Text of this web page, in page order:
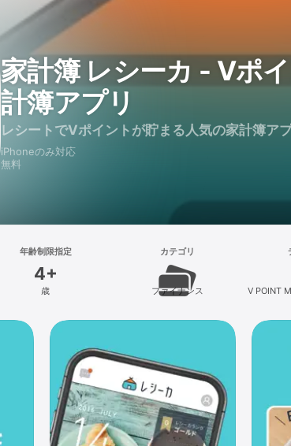
家計簿 レシーカ - Vポ
計簿アプリ
レシートでVポイントが貯まる人気の家計簿ア
iPhoneのみ対応
無料
年齢制限指定
4+
歳
カテゴリ
ファイナンス V POINT